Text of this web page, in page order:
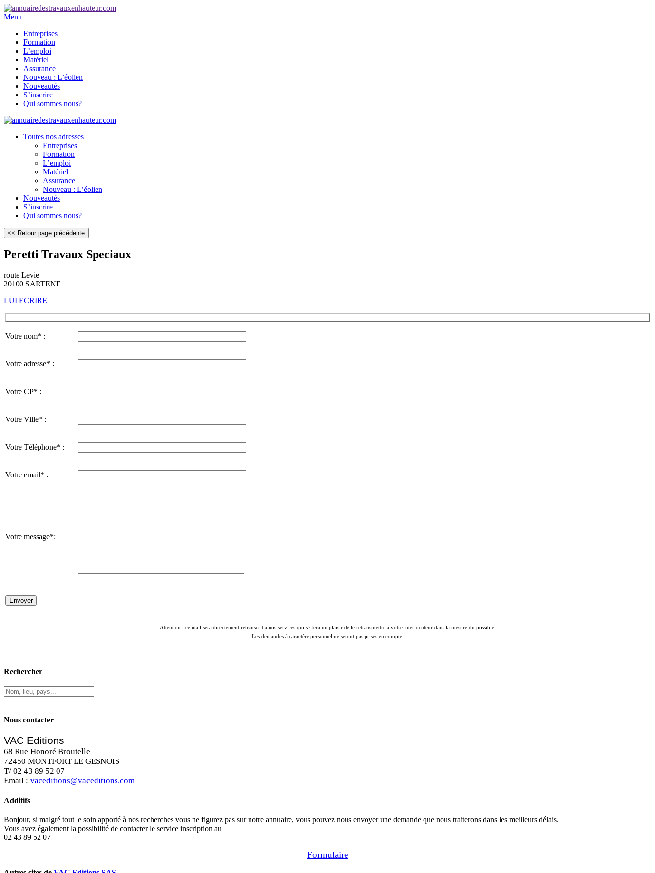
Menu
Entreprises
Formation
L’emploi
Matériel
Assurance
Nouveau : L’éolien
Nouveautés
S’inscrire
Qui sommes nous?
Toutes nos adresses
Entreprises
Formation
L’emploi
Matériel
Assurance
Nouveau : L’éolien
Nouveautés
S’inscrire
Qui sommes nous?
Peretti Travaux Speciaux
route Levie
20100 SARTENE
LUI ECRIRE
Votre nom* :
Votre adresse* :
Votre CP* :
Votre Ville* :
Votre Téléphone* :
Votre email* :
Votre message*:
Attention : ce mail sera directement retranscrit à nos services qui se fera un plaisir de le retransmettre à votre interlocuteur dans la mesure du possible.
Les demandes à caractère personnel ne seront pas prises en compte.
Rechercher
Nous contacter
VAC Editions
68 Rue Honoré Broutelle
72450 MONTFORT LE GESNOIS
T/ 02 43 89 52 07
Email : vaceditions@vaceditions.com
Additifs
Bonjour, si malgré tout le soin apporté à nos recherches vous ne figurez pas sur notre annuaire, vous pouvez nous envoyer une demande que nous traiterons dans les meilleurs délais.
Vous avez également la possibilité de contacter le service inscription au
02 43 89 52 07
Formulaire